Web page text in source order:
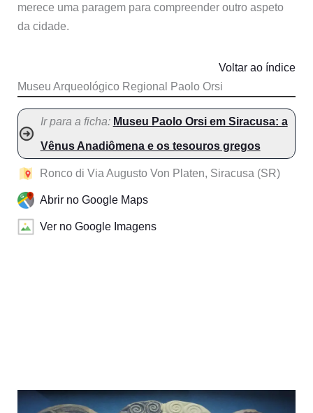
merece uma paragem para compreender outro aspeto
da cidade.
Museu Arqueológico Regional Paolo Orsi
Voltar ao índice
Ir para a ficha: Museu Paolo Orsi em Siracusa: a
Vênus Anadiômena e os tesouros gregos
Ronco di Via Augusto Von Platen, Siracusa (SR)
Abrir no Google Maps
Ver no Google Imagens